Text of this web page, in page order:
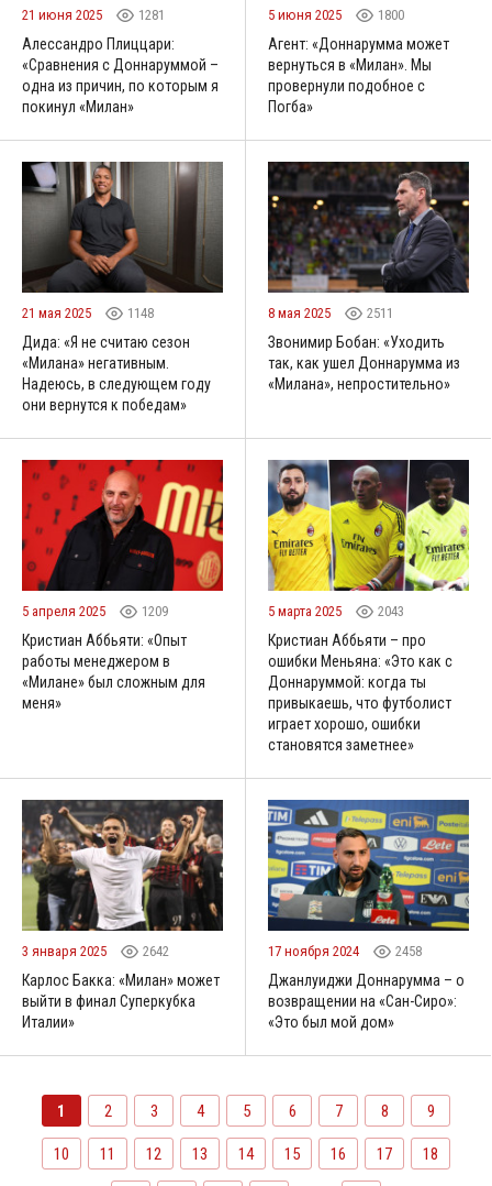
21 июня 2025 1281
Алессандро Плиццари:
«Сравнения с Доннаруммой –
одна из причин, по которым я
покинул «Милан»
5 июня 2025 1800
Агент: «Доннарумма может
вернуться в «Милан». Мы
провернули подобное с
Погба»
21 мая 2025 1148
Дида: «Я не считаю сезон
«Милана» негативным.
Надеюсь, в следующем году
они вернутся к победам»
8 мая 2025 2511
Звонимир Бобан: «Уходить
так, как ушел Доннарумма из
«Милана», непростительно»
5 апреля 2025 1209
Кристиан Аббьяти: «Опыт
работы менеджером в
«Милане» был сложным для
меня»
5 марта 2025 2043
Кристиан Аббьяти – про
ошибки Меньяна: «Это как с
Доннаруммой: когда ты
привыкаешь, что футболист
играет хорошо, ошибки
становятся заметнее»
3 января 2025 2642
Карлос Бакка: «Милан» может
выйти в финал Суперкубка
Италии»
17 ноября 2024 2458
Джанлуиджи Доннарумма – о
возвращении на «Сан-Сиро»:
«Это был мой дом»
1 2 3 4 5 6 7 8 9
10 11 12 13 14 15 16 17 18